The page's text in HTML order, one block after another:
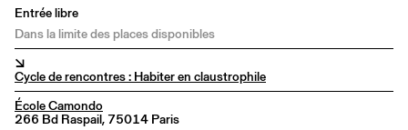
Entrée libre
Dans la limite des places disponibles
↘
Cycle de rencontres : Habiter en claustrophile
École Camondo
266 Bd Raspail, 75014 Paris